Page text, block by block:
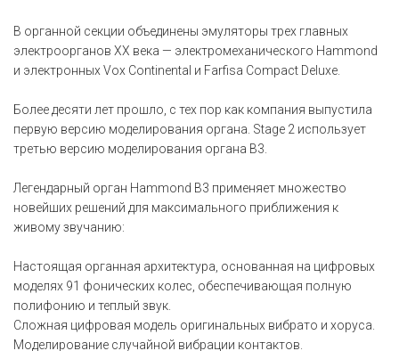
В органной секции объединены эмуляторы трех главных
электроорганов XX века — электромеханического Hammond
и электронных Vox Continental и Farfisa Compact Deluxe.
Более десяти лет прошло, с тех пор как компания выпустила
первую версию моделирования органа. Stage 2 использует
третью версию моделирования органа B3.
Легендарный орган Hammond B3 применяет множество
новейших решений для максимального приближения к
живому звучанию:
Настоящая органная архитектура, основанная на цифровых
моделях 91 фонических колес, обеспечивающая полную
полифонию и теплый звук.
Сложная цифровая модель оригинальных вибрато и хоруса.
Моделирование случайной вибрации контактов.